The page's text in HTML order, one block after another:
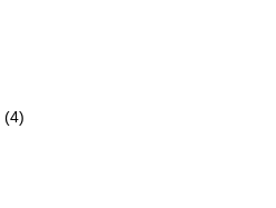
(4)